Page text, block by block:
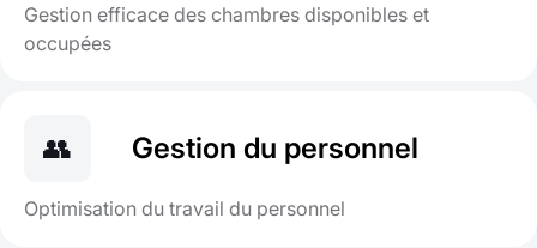
Gestion efficace des chambres disponibles et
occupées
👥 Gestion du personnel
Optimisation du travail du personnel